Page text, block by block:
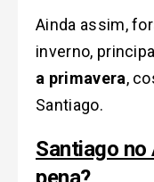
Ainda assim,
inverno,
a primavera,
Santiago.
Santiago no